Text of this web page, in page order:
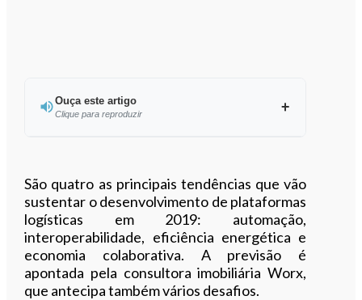
Ouça este artigo
Clique para reproduzir
São quatro as principais tendências que vão
sustentar o desenvolvimento de plataformas
logísticas em 2019: automação,
interoperabilidade, eficiência energética e
economia colaborativa. A previsão é
apontada pela consultora imobiliária Worx,
que antecipa também vários desafios.